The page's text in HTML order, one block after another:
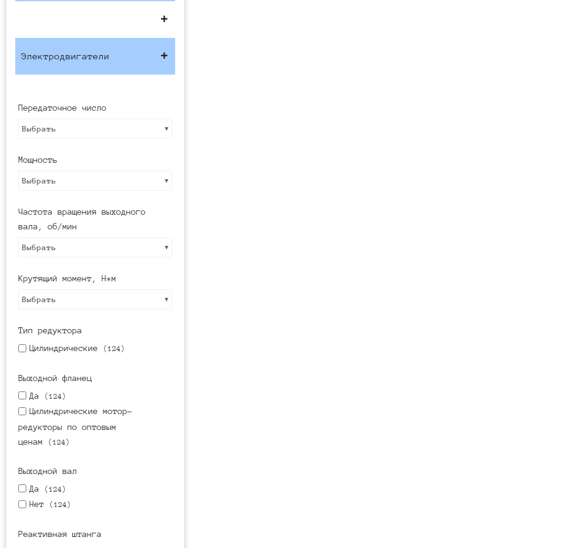
Электродвигатели
Передаточное число
Выбрать
Мощность
Выбрать
Частота вращения выходного
вала, об/мин
Выбрать
Крутящий момент, Н*м
Выбрать
Тип редуктора
Цилиндрические
(124)
Выходной фланец
Да
(124)
Цилиндрические мотор-
редукторы по оптовым
ценам
(124)
Выходной вал
Да
(124)
Нет (124)
Реактивная штанга